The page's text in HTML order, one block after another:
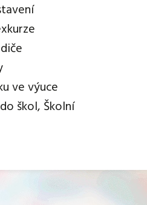
ve výuce
škol, Školní